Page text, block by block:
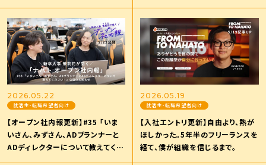
れた強い組織を作る言葉の育て方
とは
2026.05.22
就活生・転職希望者向け
【オープン社内報更新】#35 「いま
いさん、みずさん、ADプランナーと
ADディレクターについて教えてくだ
2026.05.19
就活生・転職希望者向け
【入社エントリ更新】自由より、熱が
ほしかった。5年半のフリーランスを
経て、僕が組織を信じるまで。